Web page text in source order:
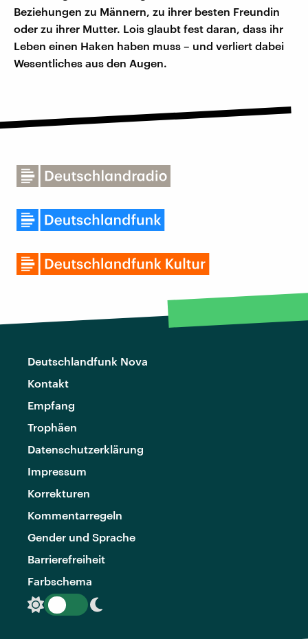
Beziehungen zu Männern, zu ihrer besten Freundin
oder zu ihrer Mutter. Lois glaubt fest daran, dass ihr
Leben einen Haken haben muss – und verliert dabei
Wesentliches aus den Augen.
Deutschlandfunk Nova
Kontakt
Empfang
Trophäen
Datenschutzerklärung
Impressum
Korrekturen
Kommentarregeln
Gender und Sprache
Barrierefreiheit
Farbschema